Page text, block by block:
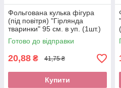
Фольгована кулька фігура
(під повітря) "Гірлянда
тваринки" 95 см. в уп. (1шт.)
Готово до відправки
20,88 ₴ 41,75 ₴
Купити